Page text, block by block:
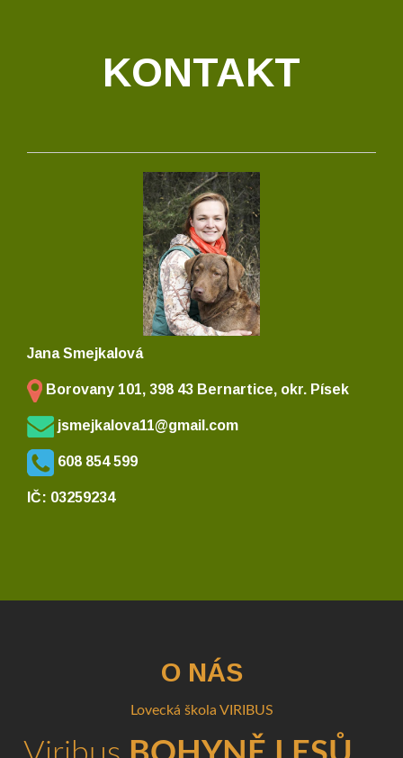
KONTAKT
Jana Smejkalová
Borovany 101, 398 43 Bernartice, okr. Písek
jsmejkalova11@gmail.com
608 854 599
IČ: 03259234
O NÁS
Lovecká škola VIRIBUS